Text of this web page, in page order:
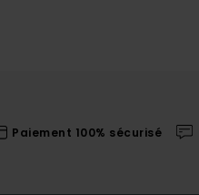
Paiement 100% sécurisé